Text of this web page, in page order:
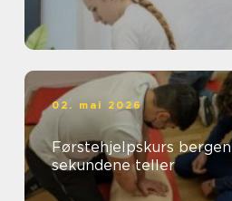
02. mai 2026
Førstehjelpskurs bergen trygghet når
sekundene teller